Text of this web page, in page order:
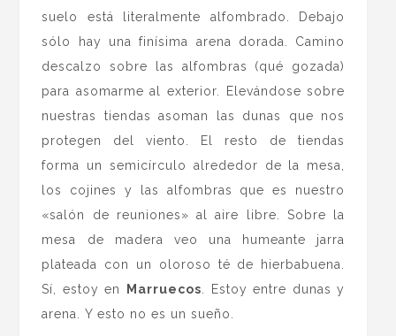
suelo está literalmente alfombrado. Debajo
sólo hay una finísima arena dorada. Camino
descalzo sobre las alfombras (qué gozada)
para asomarme al exterior. Elevándose sobre
nuestras tiendas asoman las dunas que nos
protegen del viento. El resto de tiendas
forma un semicírculo alrededor de la mesa,
los cojines y las alfombras que es nuestro
«salón de reuniones» al aire libre. Sobre la
mesa de madera veo una humeante jarra
plateada con un oloroso té de hierbabuena.
Sí, estoy en Marruecos . Estoy entre dunas y
arena. Y esto no es un sueño.